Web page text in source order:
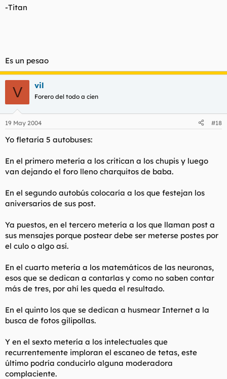
-Titan
Es un pesao
V vil
Forero del todo a cien
19 May 2004 #18
Yo fletaría 5 autobuses:
En el primero metería a los critican a los chupis y luego
van dejando el foro lleno charquitos de baba.
En el segundo autobús colocaría a los que festejan los
aniversarios de sus post.
Ya puestos, en el tercero metería a los que llaman post a
sus mensajes porque postear debe ser meterse postes por
el culo o algo así.
En el cuarto metería a los matemáticos de las neuronas,
esos que se dedican a contarlas y como no saben contar
más de tres, por ahí les queda el resultado.
En el quinto los que se dedican a husmear Internet a la
busca de fotos gilipollas.
Y en el sexto metería a los intelectuales que
recurrentemente imploran el escaneo de tetas, este
último podría conducirlo alguna moderadora
complaciente.